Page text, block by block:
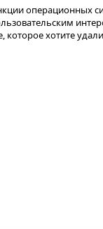
операционных
хотите